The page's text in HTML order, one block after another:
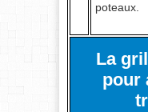
poteaux.
La
pour